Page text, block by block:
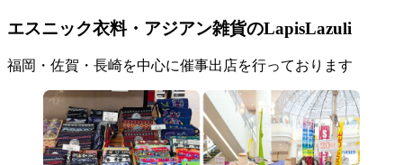
エスニック衣料・アジアン雑貨のLapisLazuli
福岡・佐賀・長崎を中心に催事出店を行っております